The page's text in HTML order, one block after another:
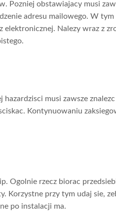
Pozniej obstawiajacy musi
adresu mailowego. W
elektronicznej. Nalezy wraz z
musi zawsze
Kontynuowaniu
Ogolnie rzecz biorac
Korzystne przy tym udaj sie,
po instalacji ma.